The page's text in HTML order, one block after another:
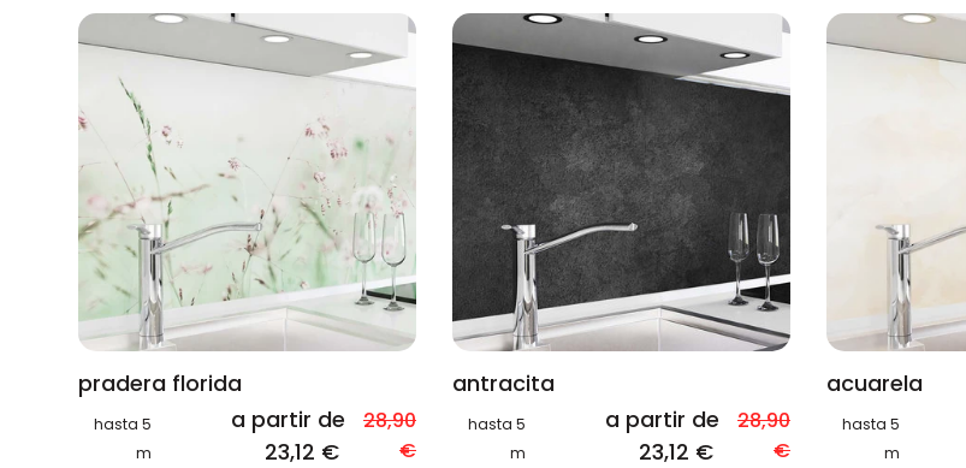
pradera florida
hasta 5
m
a partir de
23,12 €
28,90
€
antracita
hasta 5
m
a partir de
23,12 €
28,90
€
acuarela
hasta 5
m